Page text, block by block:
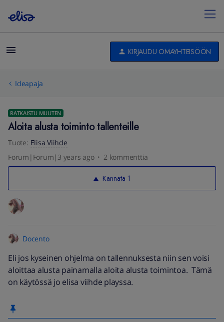
KIRJAUDU OMAYHTEISÖÖN
Ideapaja
RATKAISTU MUUTEN
Aloita alusta toiminto tallenteille
Tuote: Elisa Viihde
Forum|Forum|3 years ago
2 kommenttia
Kannata 1
Docento
Eli jos kyseinen ohjelma on tallennuksesta niin sen voisi
aloittaa alusta painamalla aloita alusta toimintoa. Tämä
on käytössä jo elisa viihde playssa.